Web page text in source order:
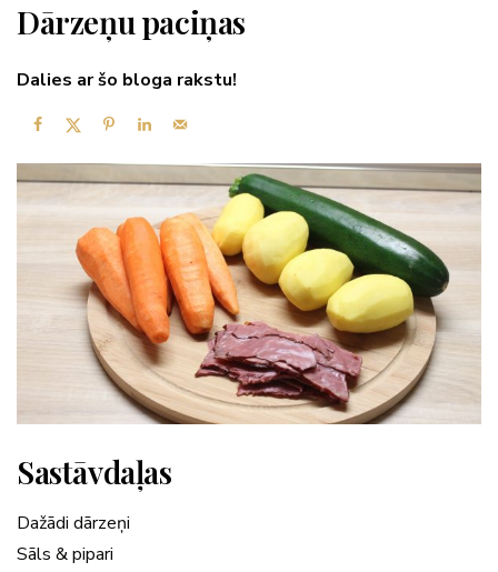
Dārzeņu paciņas
Dalies ar šo bloga rakstu!
Sastāvdaļas
Dažādi dārzeņi
Sāls & pipari